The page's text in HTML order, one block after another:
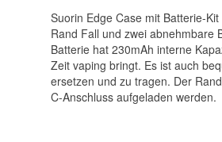
Suorin Edge Case mit Batterie-
Rand Fall und zwei abnehmbare
Batterie hat 230mAh interne
Zeit vaping bringt. Es ist auch
ersetzen und zu tragen. Der
C-Anschluss aufgeladen werden.